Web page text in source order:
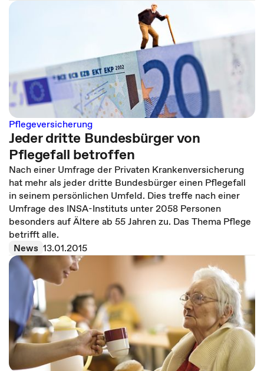
Pflegeversicherung
Jeder dritte Bundesbürger von
Pflegefall betroffen
Nach einer Umfrage der Privaten Krankenversicherung
hat mehr als jeder dritte Bundesbürger einen Pflegefall
in seinem persönlichen Umfeld. Dies treffe nach einer
Umfrage des INSA-Instituts unter 2058 Personen
besonders auf Ältere ab 55 Jahren zu. Das Thema Pflege
betrifft alle.
News 13.01.2015